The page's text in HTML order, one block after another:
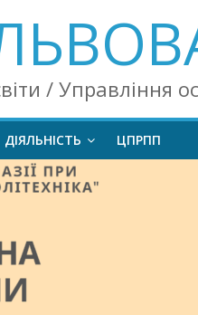
/ Управління
ДІЯЛЬНІСТЬ ЦПРПП